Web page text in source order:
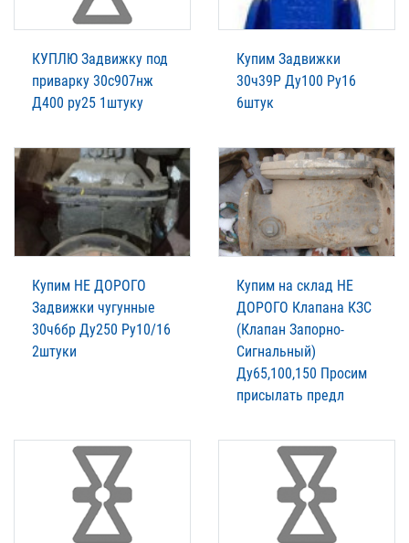
КУПЛЮ Задвижку под
приварку 30с907нж
Д400 ру25 1штуку
Купим Задвижки
30ч39Р Ду100 Ру16
6штук
Купим НЕ ДОРОГО
Задвижки чугунные
30ч6бр Ду250 Ру10/16
2штуки
Купим на склад НЕ
ДОРОГО Клапана КЗС
(Клапан Запорно-
Сигнальный)
Ду65,100,150 Просим
присылать предл